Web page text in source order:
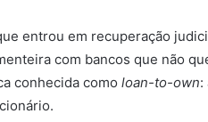
entrou em recuperação
com bancos que não
conhecida como loan-to-own: